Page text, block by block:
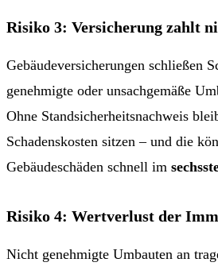
Risiko 3: Versicherung zahlt
Gebäudeversicherungen schließen
genehmigte oder unsachgemäße
Ohne Standsicherheitsnachweis
Schadenskosten sitzen – und die
Gebäudeschäden schnell im
Risiko 4: Wertverlust der
Nicht genehmigte Umbauten an